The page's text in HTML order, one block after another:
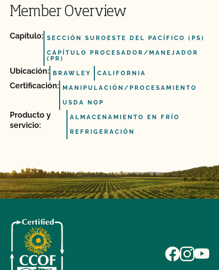
Member Overview
Capítulo: SECCIÓN SUROESTE DEL PACÍFICO (PS)
CAPÍTULO PROCESADOR/MANEJADOR
(PR)
Ubicación: BRAWLEY CALIFORNIA
Certificación: MANIPULACIÓN/PROCESAMIENTO
USDA NOP
Producto y
servicio:
ALMACENAMIENTO EN FRÍO
REFRIGERACIÓN